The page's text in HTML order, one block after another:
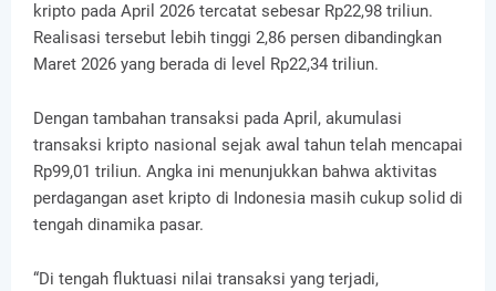
kripto pada April 2026 tercatat sebesar Rp22,98 triliun.
Realisasi tersebut lebih tinggi 2,86 persen dibandingkan
Maret 2026 yang berada di level Rp22,34 triliun.
Dengan tambahan transaksi pada April, akumulasi
transaksi kripto nasional sejak awal tahun telah mencapai
Rp99,01 triliun. Angka ini menunjukkan bahwa aktivitas
perdagangan aset kripto di Indonesia masih cukup solid di
tengah dinamika pasar.
“Di tengah fluktuasi nilai transaksi yang terjadi,